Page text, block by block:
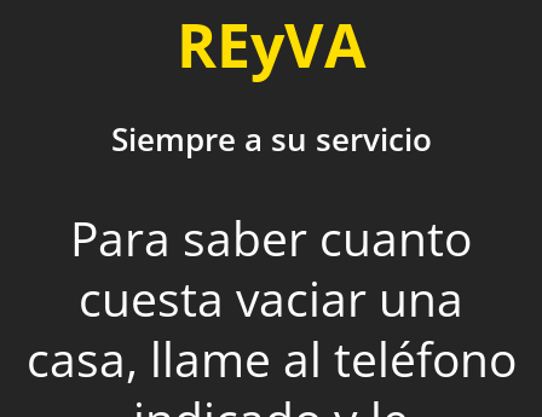
REyVA
Siempre a su servicio
Para saber cuanto
cuesta vaciar una
casa, llame al teléfono